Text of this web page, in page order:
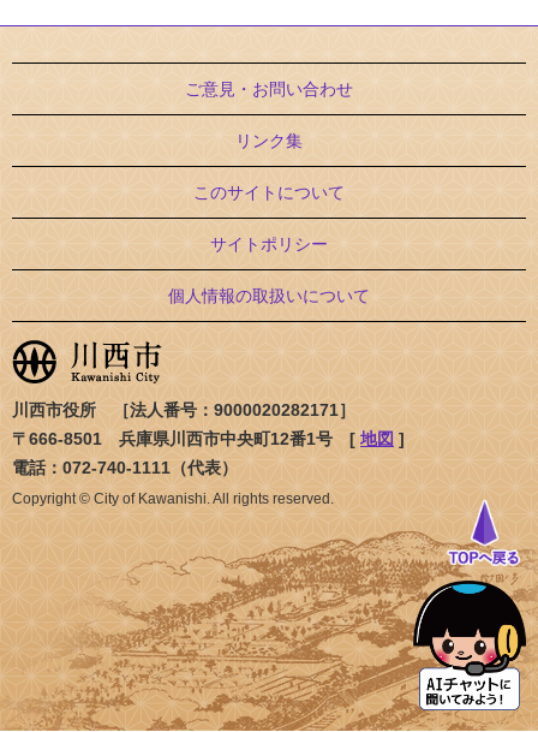
ご意見・お問い合わせ
リンク集
このサイトについて
サイトポリシー
個人情報の取扱いについて
川西市役所 ［法人番号：9000020282171］
〒666-8501 兵庫県川西市中央町12番1号 [ 地図 ]
電話：072-740-1111（代表）
Copyright © City of Kawanishi. All rights reserved.